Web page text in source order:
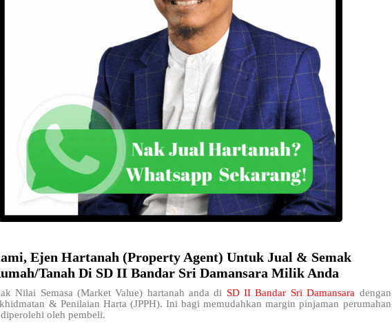
Ejen Hartanah (Property Agent) Untuk Jual & Semak
Tanah Di SD II Bandar Sri Damansara Milik Anda
Nilai Semasa (Market Value) hartanah anda di SD II Bandar Sri Damansara dengan
& Penilaian Harta (JPPH). Ini bagi memudahkan margin pinjaman perumahan
oleh pembeli.